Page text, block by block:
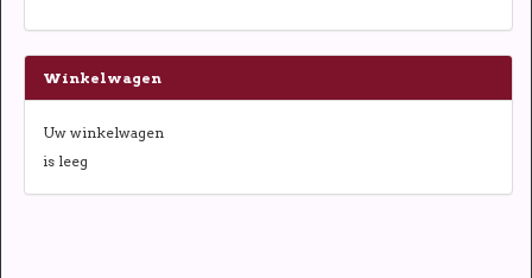
Winkelwagen
Uw winkelwagen
is leeg